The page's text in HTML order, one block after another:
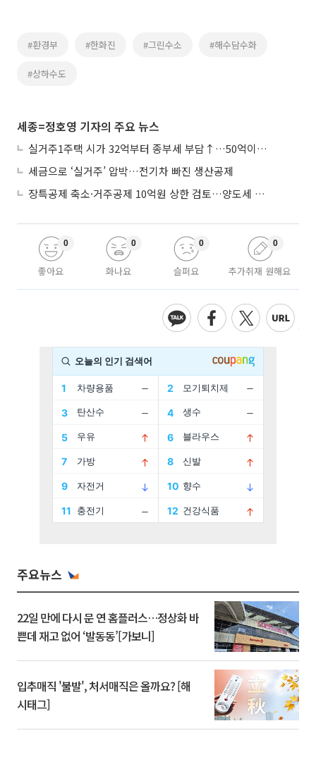
#환경부 #한화진 #그린수소 #해수담수화
#상하수도
세종=정호영 기자의 주요 뉴스
실거주1주택 시가 32억부터 종부세 부담↑…50억이면 454→979만원
세금으로 ‘실거주’ 압박…전기차 빠진 생산공제
장특공제 축소·거주공제 10억원 상한 검토…양도세 실거주 중심 개편
좋아요
0
화나요
0
슬퍼요
0
추가취재 원해요
0
주요뉴스
22일 만에 다시 문 연 홈플러스…정상화 바
쁜데 재고 없어 ‘발동동’[가보니]
입추매직 '불발', 처서매직은 올까요? [해
시태그]